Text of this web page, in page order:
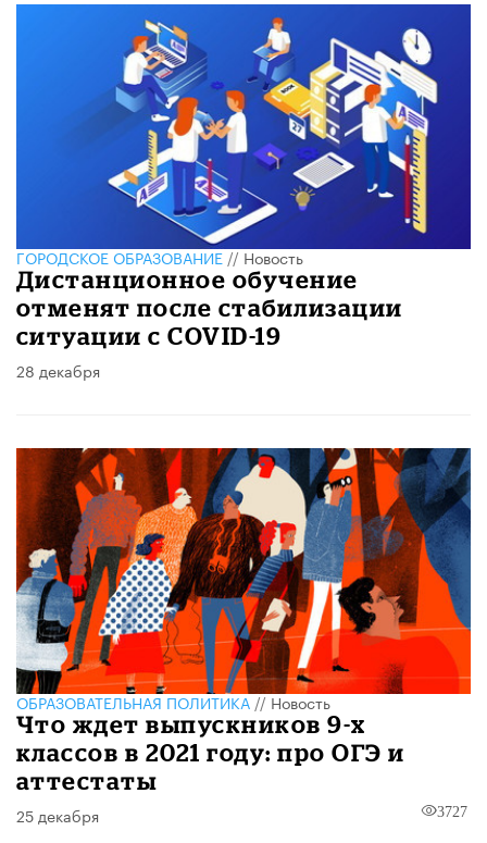
ГОРОДСКОЕ ОБРАЗОВАНИЕ//Новость
Дистанционное обучение
отменят после стабилизации
ситуации с COVID-19
28 декабря
ОБРАЗОВАТЕЛЬНАЯ ПОЛИТИКА//Новость
Что ждет выпускников 9-х
классов в 2021 году: про ОГЭ и
аттестаты
25 декабря 3727